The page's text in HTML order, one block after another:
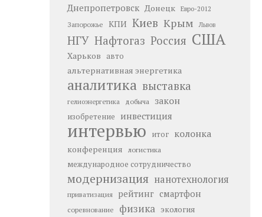
Днепропетровск Донецк Евро-2012
Запорожье КПИ Киев Крым Львов
НГУ Нафтогаз Россия США
Харьков авто
альтернативная энергетика
аналитика выставка
гелиоэнергетика добыча закон
изобретение инвестиция
интервью итог колонка
конференция логистика
международное сотрудничество
модернизация нанотехнология
приватизация рейтинг смартфон
соревнование физика экология